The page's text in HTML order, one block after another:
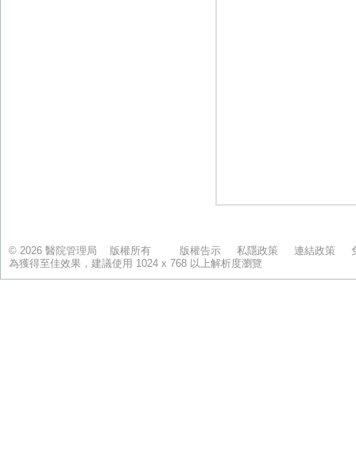
© 2026 醫院管理局 版權所有 版權告示 私隱政策 連結政策
為獲得至佳效果，建議使用 1024 x 768 以上解析度瀏覽